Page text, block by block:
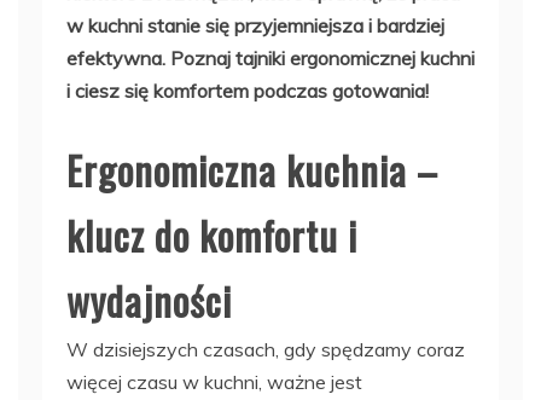
w kuchni stanie się przyjemniejsza i bardziej
efektywna. Poznaj tajniki ergonomicznej kuchni
i ciesz się komfortem podczas gotowania!
Ergonomiczna kuchnia –
klucz do komfortu i
wydajności
W dzisiejszych czasach, gdy spędzamy coraz
więcej czasu w kuchni, ważne jest